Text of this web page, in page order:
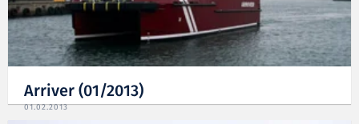
Arriver (01/2013)
01.02.2013